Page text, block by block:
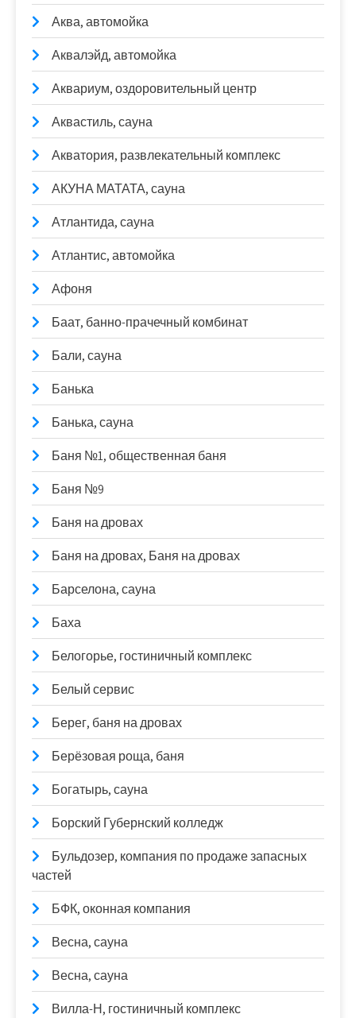
Аква, автомойка
Аквалэйд, автомойка
Аквариум, оздоровительный центр
Аквастиль, сауна
Акватория, развлекательный комплекс
АКУНА МАТАТА, сауна
Атлантида, сауна
Атлантис, автомойка
Афоня
Баат, банно-прачечный комбинат
Бали, сауна
Банька
Банька, сауна
Баня №1, общественная баня
Баня №9
Баня на дровах
Баня на дровах, Баня на дровах
Барселона, сауна
Баха
Белогорье, гостиничный комплекс
Белый сервис
Берег, баня на дровах
Берёзовая роща, баня
Богатырь, сауна
Борский Губернский колледж
Бульдозер, компания по продаже запасных
частей
БФК, оконная компания
Весна, сауна
Весна, сауна
Вилла-Н, гостиничный комплекс